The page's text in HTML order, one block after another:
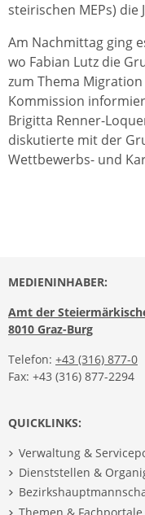
steirischen MEPs)
Am Nachmittag ging
wo Fabian Lutz die
zum Thema
Kommission
Brigitta Renner-
diskutierte mit der
Wettbewerbs- und
MEDIENINHABER:
Amt der
8010 Graz-Burg
Telefon: +43 (316) 877-0
Fax: +43 (316) 877-2294
QUICKLINKS:
Verwaltung &
Dienststellen &
Themen & Fachportale